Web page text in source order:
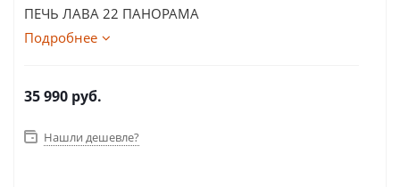
ПЕЧЬ ЛАВА 22 ПАНОРАМА
Подробнее
35 990 руб.
Нашли дешевле?